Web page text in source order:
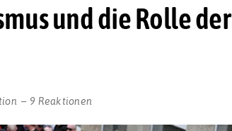
und die Rolle der
9 Reaktionen